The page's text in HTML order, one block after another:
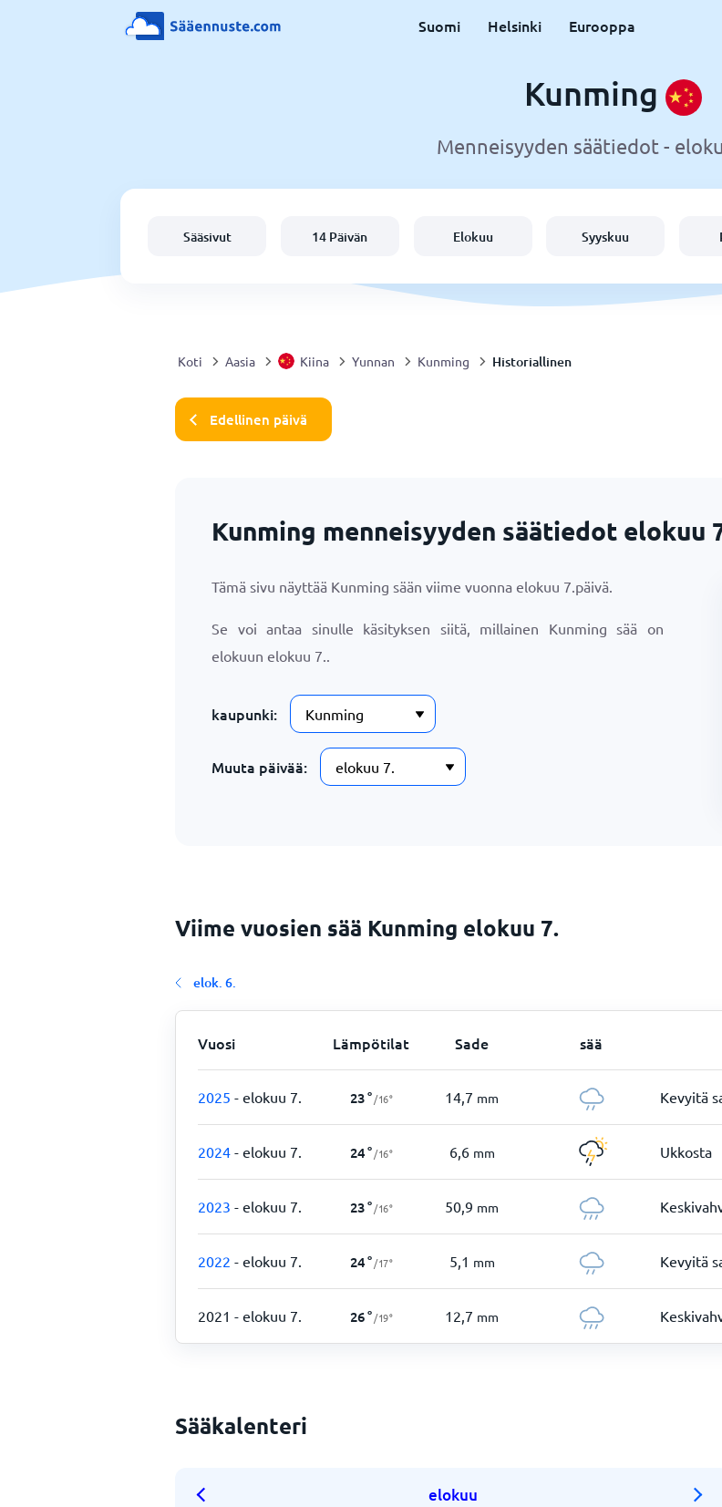
Suomi Helsinki Eurooppa
Kunming
Menneisyyden säätiedot -
Sääsivut 14 Päivän Elokuu Syyskuu
Koti Aasia Kiina Yunnan Kunming Historiallinen
Edellinen päivä
Kunming menneisyyden säätiedot elokuu
Tämä sivu näyttää Kunming sään viime vuonna elokuu 7.päivä.
Se voi antaa sinulle käsityksen siitä, millainen Kunming sää on
elokuun elokuu 7..
kaupunki:
Muuta päivää:
Viime vuosien sää Kunming elokuu 7.
elok. 6.
Vuosi Lämpötilat Sade sää
2025 - elokuu 7. 23° /16° 14,7 mm Kevyitä
2024 - elokuu 7. 24° /16° 6,6 mm Ukkosta
2023 - elokuu 7. 23° /16° 50,9 mm
2022 - elokuu 7. 24° /17° 5,1 mm Kevyitä
2021 - elokuu 7. 26° /19° 12,7 mm
Sääkalenteri
elokuu